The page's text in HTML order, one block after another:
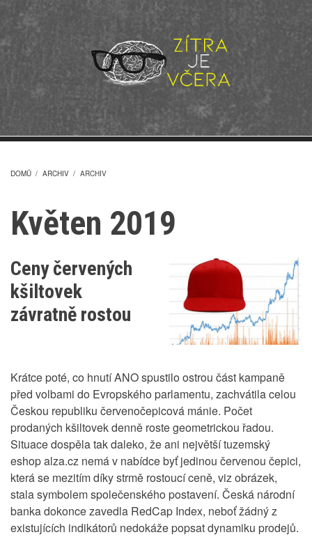
hlavnímu
NAVIGACE
DOMŮ / ARCHIV / ARCHIV
Květen 2019
Ceny červených
kšiltovek
závratně rostou
Krátce poté, co hnutí ANO spustilo ostrou část kampaně
před volbami do Evropského parlamentu, zachvátila celou
Českou republiku červenočepicová mánie. Počet
prodaných kšiltovek denně roste geometrickou řadou.
Situace dospěla tak daleko, že ani největší tuzemský
eshop alza.cz nemá v nabídce byť jedinou červenou čepici,
která se mezitím díky strmě rostoucí ceně, viz obrázek,
stala symbolem společenského postavení. Česká národní
banka dokonce zavedla RedCap Index, neboť žádný z
existujících indikátorů nedokáže popsat dynamiku prodejů.